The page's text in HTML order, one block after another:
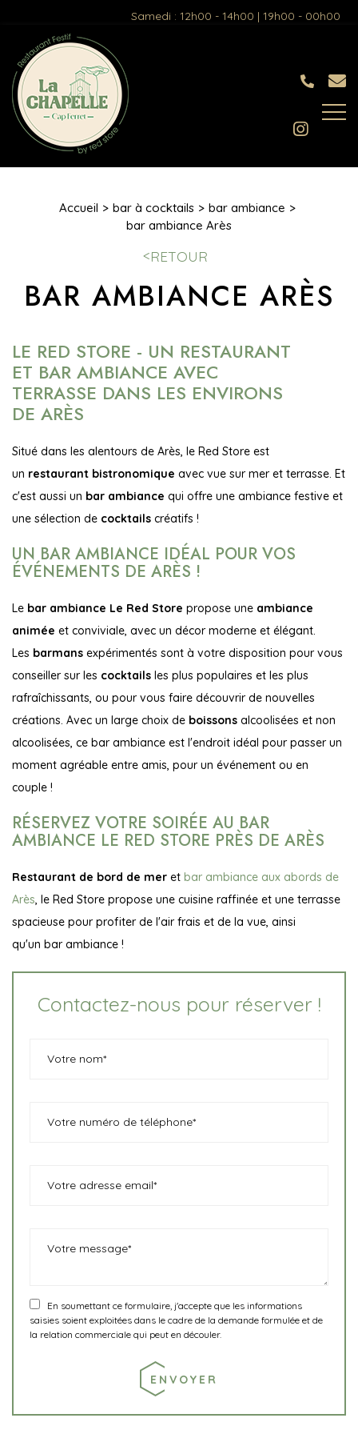
Samedi : 12h00 - 14h00 | 19h00 - 00h00
Accueil bar à cocktails
bar ambiance
bar ambiance Arès
RETOUR
BAR AMBIANCE ARÈS
LE RED STORE - UN RESTAURANT
ET BAR AMBIANCE AVEC
TERRASSE DANS LES ENVIRONS
DE ARÈS
Situé dans les alentours de Arès, le Red Store est
un restaurant bistronomique avec vue sur mer et terrasse. Et
c'est aussi un bar ambiance qui offre une ambiance festive et
une sélection de cocktails créatifs !
UN BAR AMBIANCE IDÉAL POUR VOS
ÉVÉNEMENTS DE ARÈS !
Le bar ambiance Le Red Store propose une ambiance
animée et conviviale, avec un décor moderne et élégant.
Les barmans expérimentés sont à votre disposition pour vous
conseiller sur les cocktails les plus populaires et les plus
rafraîchissants, ou pour vous faire découvrir de nouvelles
créations. Avec un large choix de boissons alcoolisées et non
alcoolisées, ce bar ambiance est l'endroit idéal pour passer un
moment agréable entre amis, pour un événement ou en
couple !
RÉSERVEZ VOTRE SOIRÉE AU BAR
AMBIANCE LE RED STORE PRÈS DE ARÈS
Restaurant de bord de mer et bar ambiance aux abords de
Arès, le Red Store propose une cuisine raffinée et une terrasse
spacieuse pour profiter de l'air frais et de la vue, ainsi
qu'un bar ambiance !
Contactez-nous pour réserver !
En soumettant ce formulaire, j'accepte que les informations
saisies soient exploitées dans le cadre de la demande formulée et de
la relation commerciale qui peut en découler.